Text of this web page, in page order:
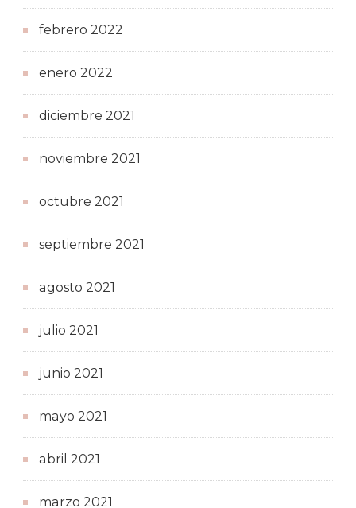
febrero 2022
enero 2022
diciembre 2021
noviembre 2021
octubre 2021
septiembre 2021
agosto 2021
julio 2021
junio 2021
mayo 2021
abril 2021
marzo 2021